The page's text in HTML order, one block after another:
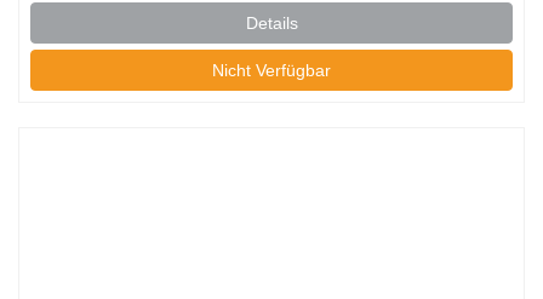
Details
Nicht Verfügbar